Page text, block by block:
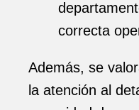
correcta
Además, se
la atención al